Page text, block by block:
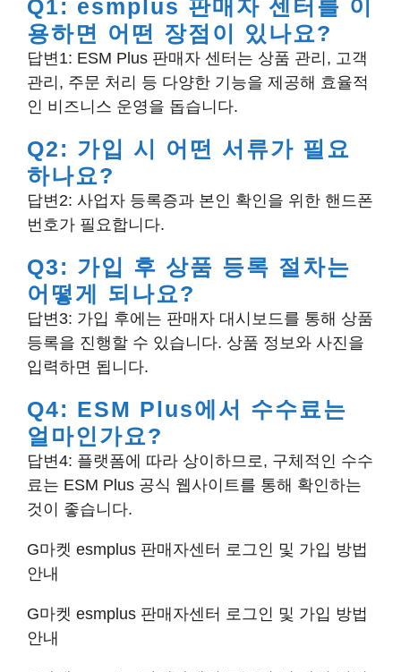
Q1: esmplus 판매자 센터를 이
용하면 어떤 장점이 있나요?
답변1: ESM Plus 판매자 센터는 상품 관리, 고객
관리, 주문 처리 등 다양한 기능을 제공해 효율적
인 비즈니스 운영을 돕습니다.
Q2: 가입 시 어떤 서류가 필요
하나요?
답변2: 사업자 등록증과 본인 확인을 위한 핸드폰
번호가 필요합니다.
Q3: 가입 후 상품 등록 절차는
어떻게 되나요?
답변3: 가입 후에는 판매자 대시보드를 통해 상품
등록을 진행할 수 있습니다. 상품 정보와 사진을
입력하면 됩니다.
Q4: ESM Plus에서 수수료는
얼마인가요?
답변4: 플랫폼에 따라 상이하므로, 구체적인 수수
료는 ESM Plus 공식 웹사이트를 통해 확인하는
것이 좋습니다.
G마켓 esmplus 판매자센터 로그인 및 가입 방법
안내
G마켓 esmplus 판매자센터 로그인 및 가입 방법
안내